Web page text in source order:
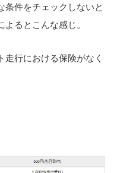
条件をチェックしないと
よるとこんな感じ。
行における保険がなく